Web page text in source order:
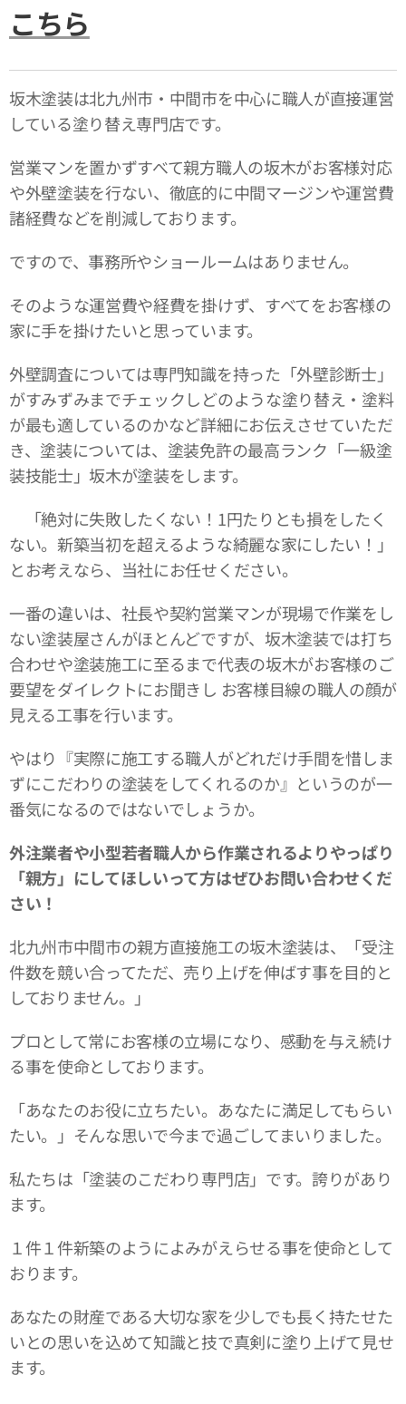
こちら
坂木塗装は北九州市・中間市を中心に職人が直接運営
している塗り替え専門店です。
営業マンを置かずすべて親方職人の坂木がお客様対応
や外壁塗装を行ない、徹底的に中間マージンや運営費
諸経費などを削減しております。
ですので、事務所やショールームはありません。
そのような運営費や経費を掛けず、すべてをお客様の
家に手を掛けたいと思っています。
外壁調査については専門知識を持った「外壁診断士」
がすみずみまでチェックしどのような塗り替え・塗料
が最も適しているのかなど詳細にお伝えさせていただ
き、塗装については、塗装免許の最高ランク「一級塗
装技能士」坂木が塗装をします。
「絶対に失敗したくない！1円たりとも損をしたく
ない。新築当初を超えるような綺麗な家にしたい！」
とお考えなら、当社にお任せください。
一番の違いは、社長や契約営業マンが現場で作業をし
ない塗装屋さんがほとんどですが、坂木塗装では打ち
合わせや塗装施工に至るまで代表の坂木がお客様のご
要望をダイレクトにお聞きし お客様目線の職人の顔が
見える工事を行います。
やはり『実際に施工する職人がどれだけ手間を惜しま
ずにこだわりの塗装をしてくれるのか』というのが一
番気になるのではないでしょうか。
外注業者や小型若者職人から作業されるよりやっぱり
「親方」にしてほしいって方はぜひお問い合わせくだ
さい！
北九州市中間市の親方直接施工の坂木塗装は、「受注
件数を競い合ってただ、売り上げを伸ばす事を目的と
しておりません。」
プロとして常にお客様の立場になり、感動を与え続け
る事を使命としております。
「あなたのお役に立ちたい。あなたに満足してもらい
たい。」そんな思いで今まで過ごしてまいりました。
私たちは「塗装のこだわり専門店」です。誇りがあり
ます。
１件１件新築のようによみがえらせる事を使命として
おります。
あなたの財産である大切な家を少しでも長く持たせた
いとの思いを込めて知識と技で真剣に塗り上げて見せ
ます。